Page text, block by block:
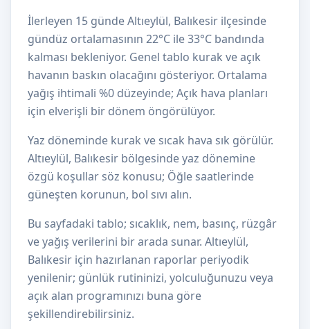
İlerleyen 15 günde Altıeylül, Balıkesir ilçesinde
gündüz ortalamasının 22°C ile 33°C bandında
kalması bekleniyor. Genel tablo kurak ve açık
havanın baskın olacağını gösteriyor. Ortalama
yağış ihtimali %0 düzeyinde; Açık hava planları
için elverişli bir dönem öngörülüyor.
Yaz döneminde kurak ve sıcak hava sık görülür.
Altıeylül, Balıkesir bölgesinde yaz dönemine
özgü koşullar söz konusu; Öğle saatlerinde
güneşten korunun, bol sıvı alın.
Bu sayfadaki tablo; sıcaklık, nem, basınç, rüzgâr
ve yağış verilerini bir arada sunar. Altıeylül,
Balıkesir için hazırlanan raporlar periyodik
yenilenir; günlük rutininizi, yolculuğunuzu veya
açık alan programınızı buna göre
şekillendirebilirsiniz.